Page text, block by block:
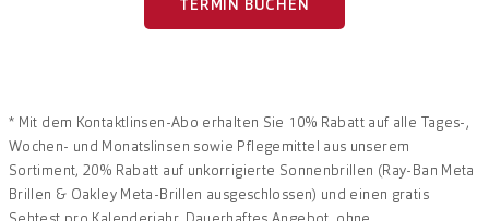
TERMIN BUCHEN
* Mit dem Kontaktlinsen-Abo erhalten Sie 10% Rabatt auf alle Tages-,
Wochen- und Monatslinsen sowie Pflegemittel aus unserem
Sortiment, 20% Rabatt auf unkorrigierte Sonnenbrillen (Ray-Ban Meta
Brillen & Oakley Meta-Brillen ausgeschlossen) und einen gratis